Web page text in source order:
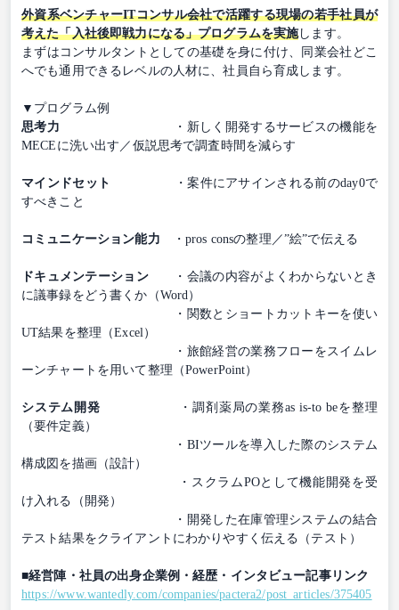
外資系ベンチャーITコンサル会社で活躍する現場の若手社員が
考えた「入社後即戦力になる」プログラムを実施します。
まずはコンサルタントとしての基礎を身に付け、同業会社どこ
へでも通用できるレベルの人材に、社員自ら育成します。
▼プログラム例
思考力 ・新しく開発するサービスの機能を
MECEに洗い出す／仮説思考で調査時間を減らす
マインドセット
・案件にアサインされる前のday0で
すべきこと
コミュニケーション能力 ・pros consの整理／”絵”で伝える
ドキュメンテーション・会議の内容がよくわからないとき
に議事録をどう書くか（Word）
・関数とショートカットキーを使い
UT結果を整理（Excel）
・旅館経営の業務フローをスイムレ
ーンチャートを用いて整理（PowerPoint）
システム開発 ・調剤薬局の業務as is-to beを整理
（要件定義）
・BIツールを導入した際のシステム
構成図を描画（設計）
・スクラムPOとして機能開発を受
け入れる（開発）
・開発した在庫管理システムの結合
テスト結果をクライアントにわかりやすく伝える（テスト）
■経営陣・社員の出身企業例・経歴・インタビュー記事リンク
https://www.wantedly.com/companies/pactera2/post_articles/375405